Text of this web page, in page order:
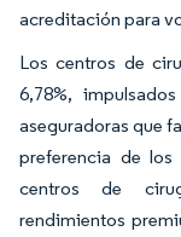
acreditación para
Los centros de
6,78%,
aseguradoras que
preferencia de
centros de
rendimientos